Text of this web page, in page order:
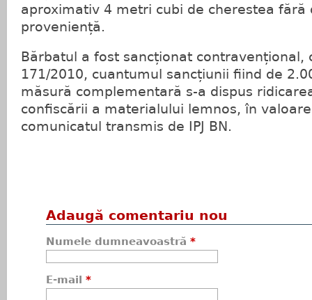
aproximativ 4 metri cubi de cherestea fără
proveniență.
Bărbatul a fost sancționat contravențional,
171/2010, cuantumul sancțiunii fiind de
măsură complementară s-a dispus
confiscării a materialului lemnos, în
comunicatul transmis de IPJ BN.
Adaugă comentariu nou
Numele dumneavoastră *
E-mail *